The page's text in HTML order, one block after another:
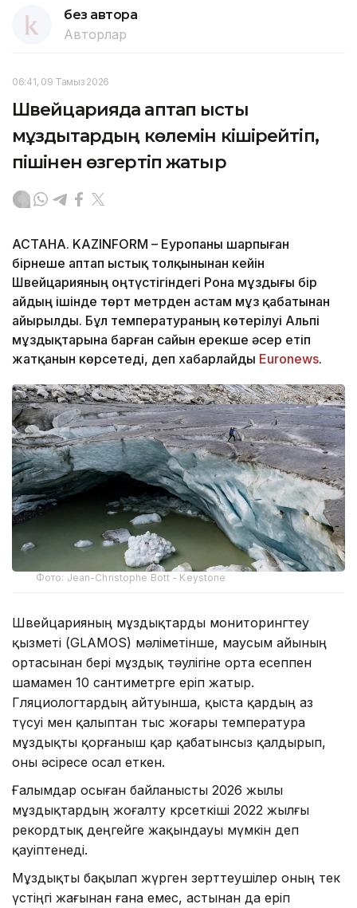
без автора
Авторлар
06:41, 09 Тамыз 2026
Швейцарияда аптап ыстық
мұздықтардың көлемін кішірейтіп,
пішінен өзгертіп жатыр
АСТАНА. KAZINFORM – Еуропаны шарпыған
бірнеше аптап ыстық толқынынан кейін
Швейцарияның оңтүстігіндегі Рона мұздығы бір
айдың ішінде төрт метрден астам мұз қабатынан
айырылды. Бұл температураның көтерілуі Альпі
мұздықтарына барған сайын ерекше әсер етіп
жатқанын көрсетеді, деп хабарлайды Еuronews.
Фото: Jean-Christophe Bott - Keystone
Швейцарияның мұздықтарды мониторингтеу
қызметі (GLAMOS) мәліметінше, маусым айының
ортасынан бері мұздық тәулігіне орта есеппен
шамамен 10 сантиметрге еріп жатыр.
Гляциологтардың айтуынша, қыста қардың аз
түсуі мен қалыптан тыс жоғары температура
мұздықты қорғаныш қар қабатынсыз қалдырып,
оны әсіресе осал еткен.
Ғалымдар осыған байланысты 2026 жылы
мұздықтардың жоғалту көрсеткіші 2022 жылғы
рекордтық деңгейге жақындауы мүмкін деп
қауіптенеді.
Мұздықты бақылап жүрген зерттеушілер оның тек
үстіңгі жағынан ғана емес, астынан да еріп